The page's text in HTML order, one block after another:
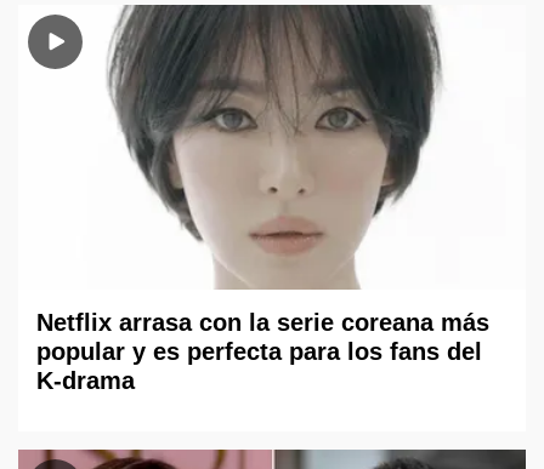
Netflix arrasa con la serie coreana más
popular y es perfecta para los fans del
K-drama